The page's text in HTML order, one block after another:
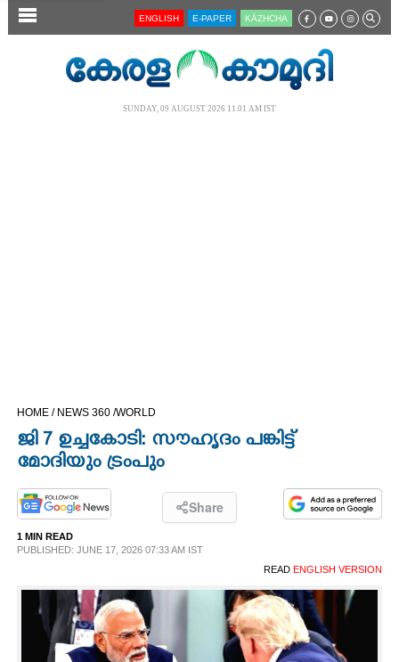
SECTIONS
CINEMA
OPINION
PHOTOS
SPIRITUAL
ENGLISH E-PAPER KĀZHCHA
SUNDAY, 09 AUGUST 2026 11.01 AM IST
HOME / NEWS 360 /WORLD
ജി 7 ഉച്ചകോടി: സൗഹൃദം പങ്കിട്ട്
മോദിയും ട്രംപും
Share
1 MIN READ
PUBLISHED: JUNE 17, 2026 07:33 AM IST
READ ENGLISH VERSION